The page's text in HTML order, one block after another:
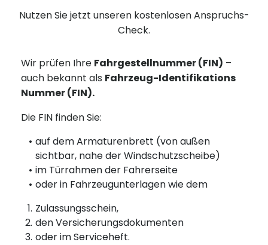
Nutzen Sie jetzt unseren kostenlosen Anspruchs-
Check.
Wir prüfen Ihre Fahrgestellnummer (FIN) –
auch bekannt als Fahrzeug-Identifikations
Nummer (FIN).
Die FIN finden Sie:
auf dem Armaturenbrett (von außen
sichtbar, nahe der Windschutzscheibe)
im Türrahmen der Fahrerseite
oder in Fahrzeugunterlagen wie dem
Zulassungsschein,
den Versicherungsdokumenten
oder im Serviceheft.